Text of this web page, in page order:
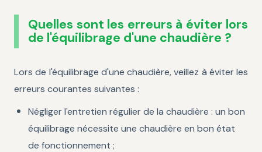
Quelles sont les erreurs à éviter lors
de l'équilibrage d'une chaudière ?
Lors de l'équilibrage d'une chaudière, veillez à éviter les
erreurs courantes suivantes :
Négliger l'entretien régulier de la chaudière : un bon
équilibrage nécessite une chaudière en bon état
de fonctionnement ;